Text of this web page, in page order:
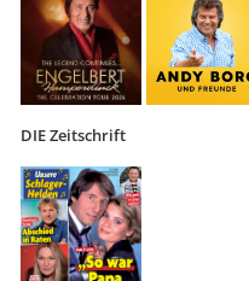
DIE Zeitschrift